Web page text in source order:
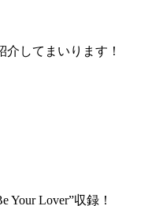
してまいります！
Your Lover”収録！